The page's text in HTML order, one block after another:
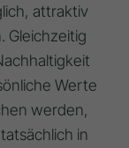
attraktiv
Gleichzeitig
Werte
werden,
in